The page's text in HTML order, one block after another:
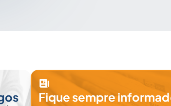
Fique sempre